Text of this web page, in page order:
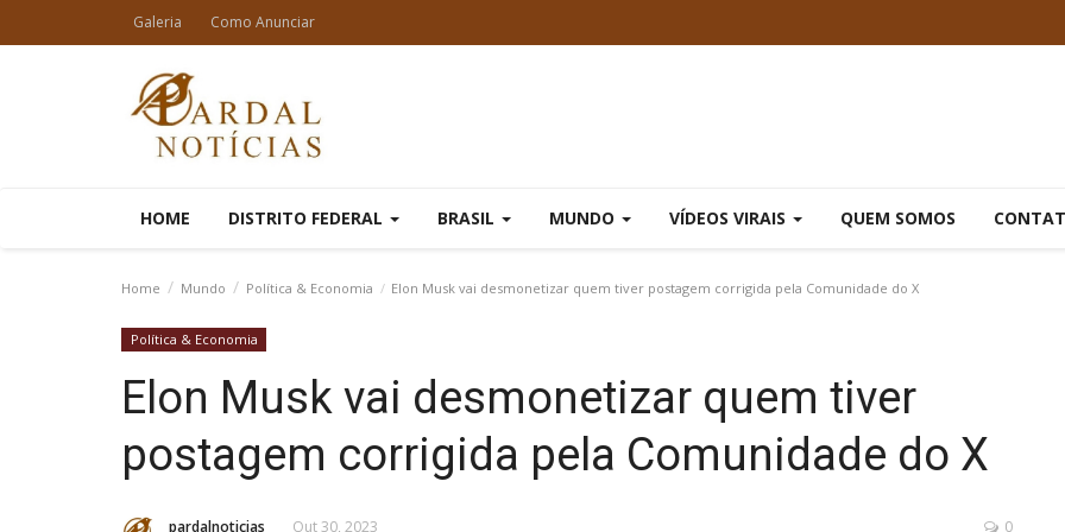
Galeria Como Anunciar
HOME DISTRITO FEDERAL BRASIL MUNDO VÍDEOS VIRAIS QUEM SOMOS
Home Mundo Política & Economia Elon Musk vai desmonetizar quem tiver postagem corrigida pela Comunidade do X
Política & Economia
Elon Musk vai desmonetizar quem tiver
postagem corrigida pela Comunidade do X
pardalnoticias Out 30, 2023 0